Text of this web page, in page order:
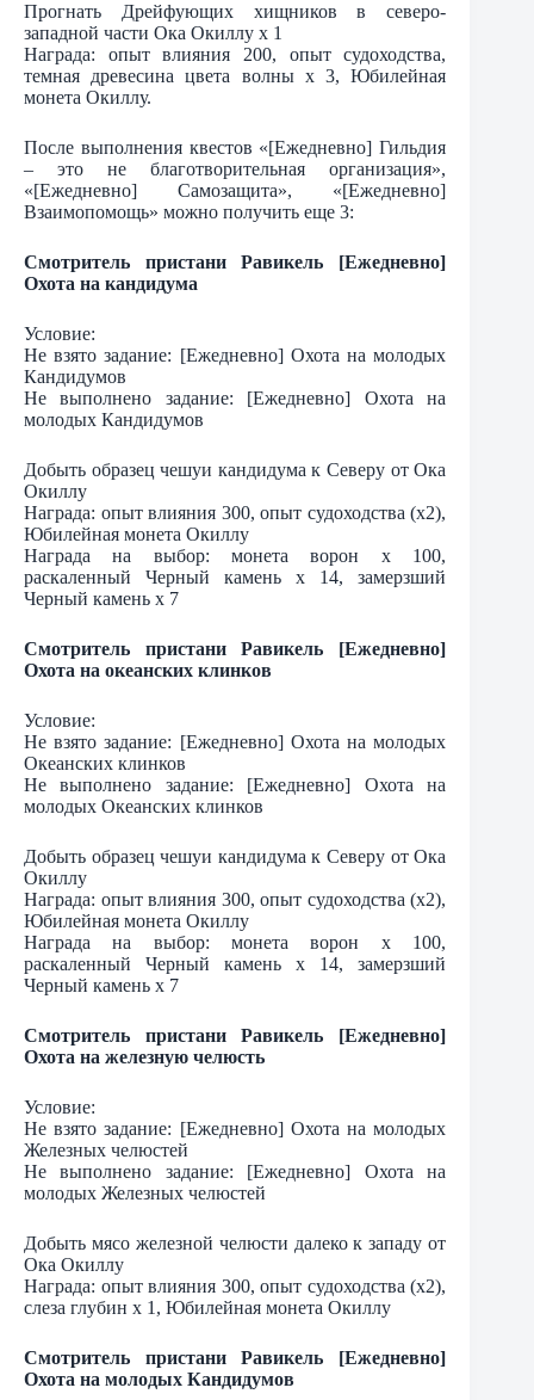
Прогнать Дрейфующих хищников в северо-
западной части Ока Окиллу х 1
Награда: опыт влияния 200, опыт судоходства,
темная древесина цвета волны х 3, Юбилейная
монета Окиллу.
После выполнения квестов «[Ежедневно] Гильдия
– это не благотворительная организация»,
«[Ежедневно] Самозащита», «[Ежедневно]
Взаимопомощь» можно получить еще 3:
Смотритель пристани Равикель [Ежедневно]
Охота на кандидума
Условие:
Не взято задание: [Ежедневно] Охота на молодых
Кандидумов
Не выполнено задание: [Ежедневно] Охота на
молодых Кандидумов
Добыть образец чешуи кандидума к Северу от Ока
Окиллу
Награда: опыт влияния 300, опыт судоходства (х2),
Юбилейная монета Окиллу
Награда на выбор: монета ворон х 100,
раскаленный Черный камень х 14, замерзший
Черный камень х 7
Смотритель пристани Равикель [Ежедневно]
Охота на океанских клинков
Условие:
Не взято задание: [Ежедневно] Охота на молодых
Океанских клинков
Не выполнено задание: [Ежедневно] Охота на
молодых Океанских клинков
Добыть образец чешуи кандидума к Северу от Ока
Окиллу
Награда: опыт влияния 300, опыт судоходства (х2),
Юбилейная монета Окиллу
Награда на выбор: монета ворон х 100,
раскаленный Черный камень х 14, замерзший
Черный камень х 7
Смотритель пристани Равикель [Ежедневно]
Охота на железную челюсть
Условие:
Не взято задание: [Ежедневно] Охота на молодых
Железных челюстей
Не выполнено задание: [Ежедневно] Охота на
молодых Железных челюстей
Добыть мясо железной челюсти далеко к западу от
Ока Окиллу
Награда: опыт влияния 300, опыт судоходства (х2),
слеза глубин х 1, Юбилейная монета Окиллу
Смотритель пристани Равикель [Ежедневно]
Охота на молодых Кандидумов